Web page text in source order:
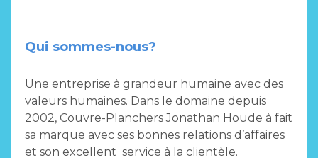
Qui sommes-nous?
Une entreprise à grandeur humaine avec des
valeurs humaines. Dans le domaine depuis
2002, Couvre-Planchers Jonathan Houde à fait
sa marque avec ses bonnes relations d’affaires
et son excellent service à la clientèle.